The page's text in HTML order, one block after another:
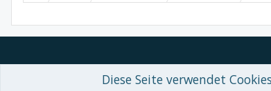
Forum software by XenForo™© 2010-2018 XenForo Ltd.-
Diese Seite verwendet